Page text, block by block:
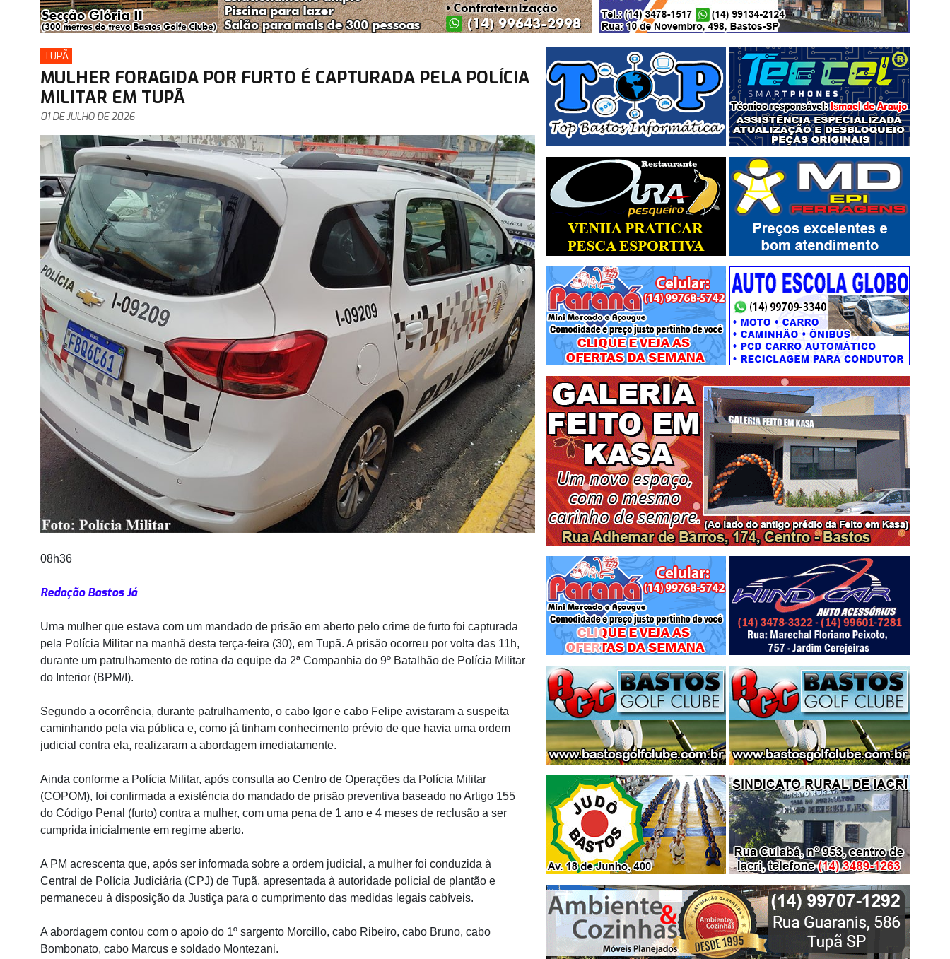
TUPÃ
MULHER FORAGIDA POR FURTO É CAPTURADA PELA POLÍCIA
MILITAR EM TUPÃ
01 DE JULHO DE 2026
08h36
Redação Bastos Já
Uma mulher que estava com um mandado de prisão em aberto pelo crime de furto foi capturada
pela Polícia Militar na manhã desta terça-feira (30), em Tupã. A prisão ocorreu por volta das 11h,
durante um patrulhamento de rotina da equipe da 2ª Companhia do 9º Batalhão de Polícia Militar
do Interior (BPM/I).
Segundo a ocorrência, durante patrulhamento, o cabo Igor e cabo Felipe avistaram a suspeita
caminhando pela via pública e, como já tinham conhecimento prévio de que havia uma ordem
judicial contra ela, realizaram a abordagem imediatamente.
Ainda conforme a Polícia Militar, após consulta ao Centro de Operações da Polícia Militar
(COPOM), foi confirmada a existência do mandado de prisão preventiva baseado no Artigo 155
do Código Penal (furto) contra a mulher, com uma pena de 1 ano e 4 meses de reclusão a ser
cumprida inicialmente em regime aberto.
A PM acrescenta que, após ser informada sobre a ordem judicial, a mulher foi conduzida à
Central de Polícia Judiciária (CPJ) de Tupã, apresentada à autoridade policial de plantão e
permaneceu à disposição da Justiça para o cumprimento das medidas legais cabíveis.
A abordagem contou com o apoio do 1º sargento Morcillo, cabo Ribeiro, cabo Bruno, cabo
Bombonato, cabo Marcus e soldado Montezani.